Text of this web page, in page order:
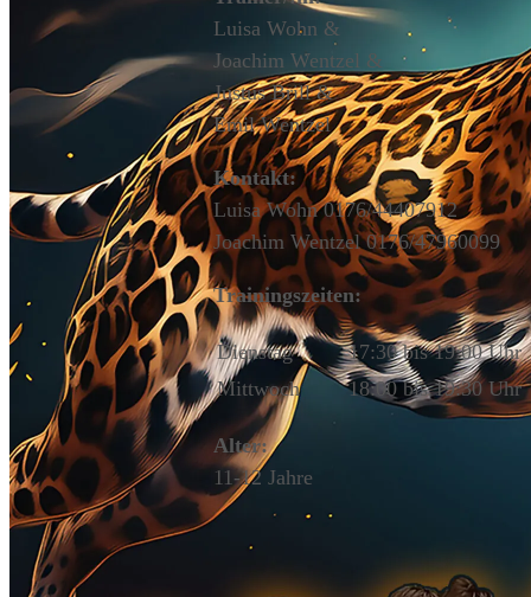
Luisa Wohn &
Joachim Wentzel &
Justus Brill &
Emil Wentzel
Kontakt:
Luisa Wohn 0176/44407912
Joachim Wentzel 0176/47960099
Trainingszeiten:
Dienstag
17:30 bis 19:00 Uhr
Mittwoch
18:00 bis 19:30 Uhr
Alter:
11-12 Jahre